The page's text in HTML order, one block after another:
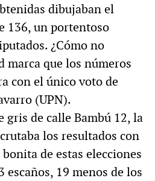
dibujaban el
136, un portentoso
¿Cómo no
marca que los números
con el único voto de
(UPN).
de calle Bambú 12, la
los resultados con
de estas elecciones
escaños, 19 menos de los